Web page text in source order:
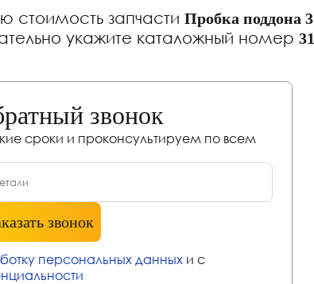
стоимость запчасти Пробка поддона
укажите каталожный номер
звонок
сроки и проконсультируем по всем
звонок
персональных данных и с